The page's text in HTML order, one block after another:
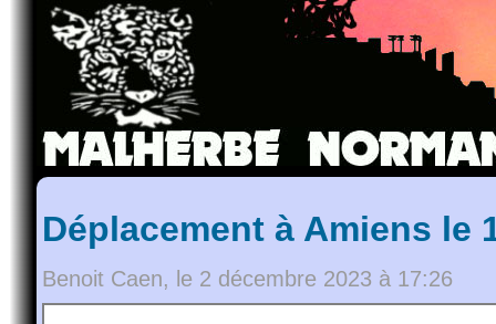
Déplacement à Amiens le
Benoit Caen, le 2 décembre 2023 à 17:26